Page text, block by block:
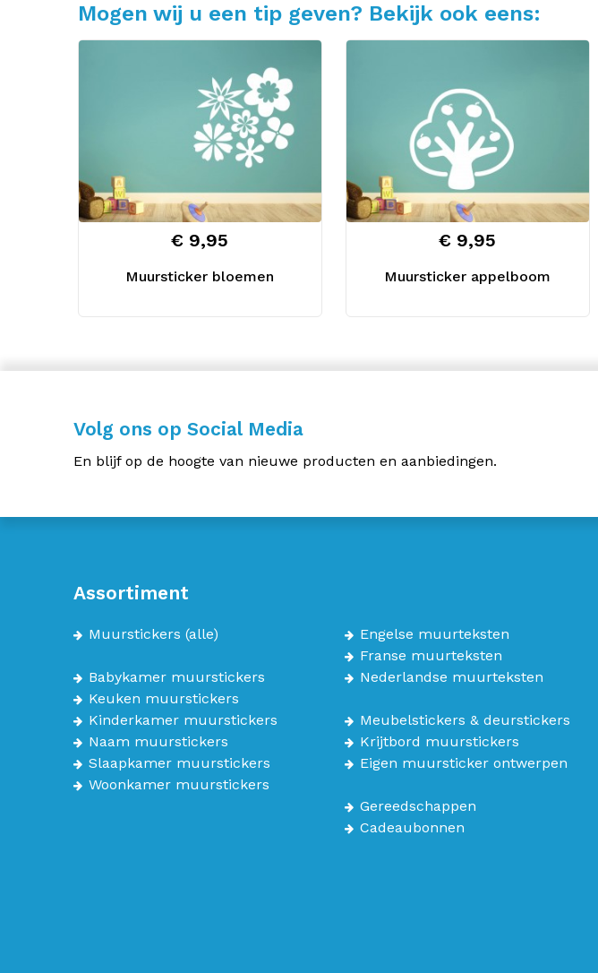
Mogen wij u een tip geven? Bekijk ook eens:
Muursticker bloemen
€ 9,95
Muursticker appelboom
€ 9,95
Volg ons op Social Media
En blijf op de hoogte van nieuwe producten en aanbiedingen.
Assortiment
Muurstickers (alle)
Babykamer muurstickers
Keuken muurstickers
Kinderkamer muurstickers
Naam muurstickers
Slaapkamer muurstickers
Woonkamer muurstickers
Engelse muurteksten
Franse muurteksten
Nederlandse muurteksten
Meubelstickers & deurstickers
Krijtbord muurstickers
Eigen muursticker ontwerpen
Gereedschappen
Cadeaubonnen